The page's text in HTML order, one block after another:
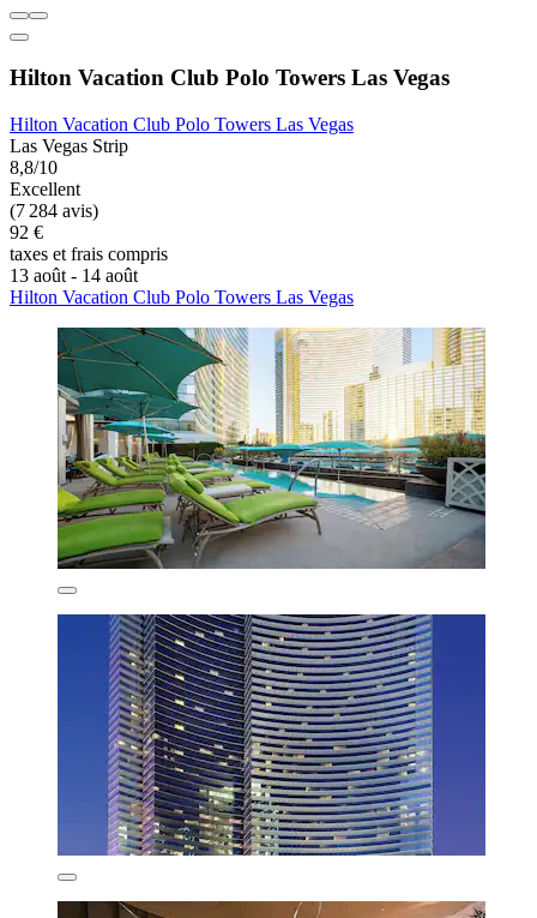
Hilton Vacation Club Polo Towers Las Vegas
Hilton Vacation Club Polo Towers Las Vegas
Las Vegas Strip
8,8/10
Excellent
(7 284 avis)
92 €
taxes et frais compris
13 août - 14 août
Hilton Vacation Club Polo Towers Las Vegas